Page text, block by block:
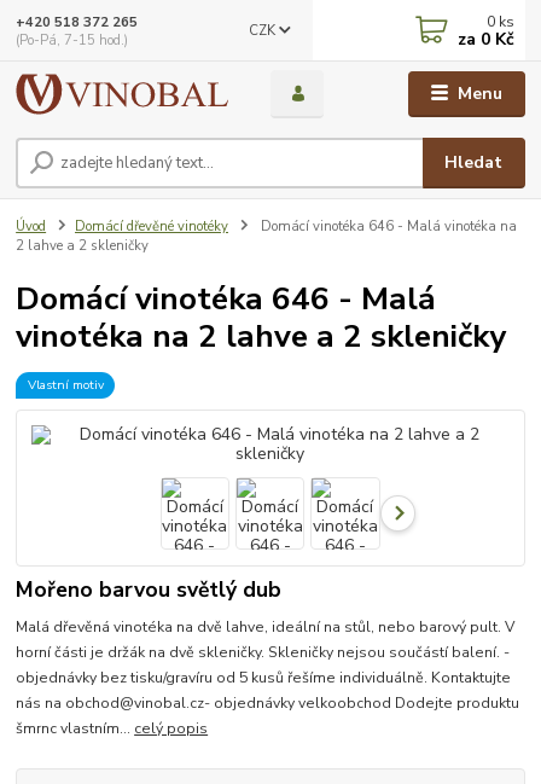
Menu
CZK
Hledat
+420 518 372 265
(Po-Pá, 7-15 hod.)
0 ks
za 0 Kč
Úvod Domácí dřevěné vinotéky
Domácí vinotéka 646 - Malá vinotéka na
2 lahve a 2 skleničky
Domácí vinotéka 646 - Malá
vinotéka na 2 lahve a 2 skleničky
Vlastní motiv
Mořeno barvou světlý dub
Malá dřevěná vinotéka na dvě lahve, ideální na stůl, nebo barový pult. V
horní části je držák na dvě skleničky. Skleničky nejsou součástí balení. -
objednávky bez tisku/gravíru od 5 kusů řešíme individuálně. Kontaktujte
nás na obchod@vinobal.cz- objednávky velkoobchod Dodejte produktu
šmrnc vlastním... celý popis